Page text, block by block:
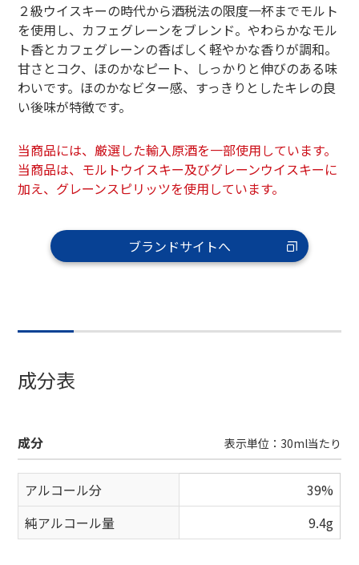
２級ウイスキーの時代から酒税法の限度一杯までモルト
を使用し、カフェグレーンをブレンド。やわらかなモル
ト香とカフェグレーンの香ばしく軽やかな香りが調和。
甘さとコク、ほのかなピート、しっかりと伸びのある味
わいです。ほのかなビター感、すっきりとしたキレの良
い後味が特徴です。
当商品には、厳選した輸入原酒を一部使用しています。
当商品は、モルトウイスキー及びグレーンウイスキーに
加え、グレーンスピリッツを使用しています。
ブランドサイトへ
成分表
成分 表示単位：30ml当たり
アルコール分
39%
純アルコール量
9.4g